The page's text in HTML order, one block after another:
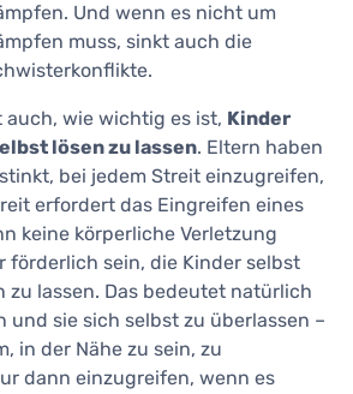
Und wenn es nicht um
muss, sinkt auch die
wie wichtig es ist, Kinder
lösen zu lassen. Eltern haben
bei jedem Streit einzugreifen,
erfordert das Eingreifen eines
keine körperliche Verletzung
förderlich sein, die Kinder selbst
zu lassen. Das bedeutet natürlich
und sie sich selbst zu überlassen –
in der Nähe zu sein, zu
dann einzugreifen, wenn es